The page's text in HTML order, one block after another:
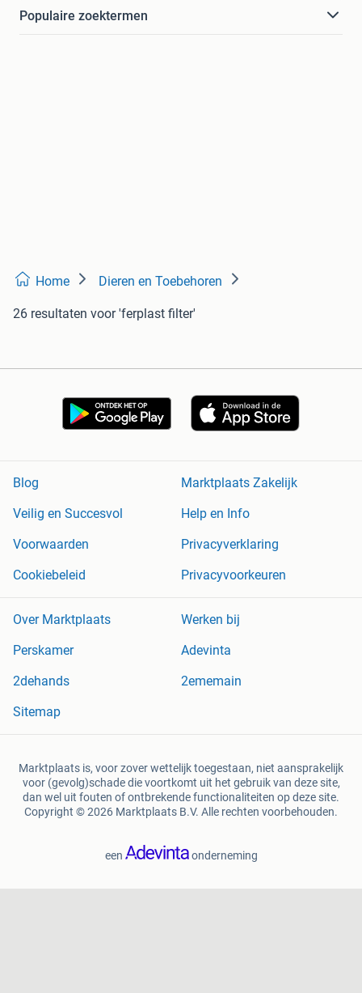
Populaire zoektermen
Home Dieren en Toebehoren
26 resultaten voor 'ferplast filter'
Blog
Marktplaats Zakelijk
Veilig en Succesvol
Help en Info
Voorwaarden
Privacyverklaring
Cookiebeleid
Privacyvoorkeuren
Over Marktplaats
Werken bij
Perskamer
Adevinta
2dehands
2ememain
Sitemap
Marktplaats is, voor zover wettelijk toegestaan, niet aansprakelijk
voor (gevolg)schade die voortkomt uit het gebruik van deze site,
dan wel uit fouten of ontbrekende functionaliteiten op deze site.
Copyright © 2026 Marktplaats B.V. Alle rechten voorbehouden.
een onderneming